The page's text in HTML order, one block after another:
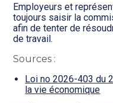
Employeurs et
toujours saisir la
afin de tenter de
de travail.
Sources :
Loi no 2026-403 du
la vie économique